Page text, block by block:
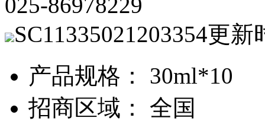
SC11335021203354更新
产品规格： 30ml*10
招商区域： 全国